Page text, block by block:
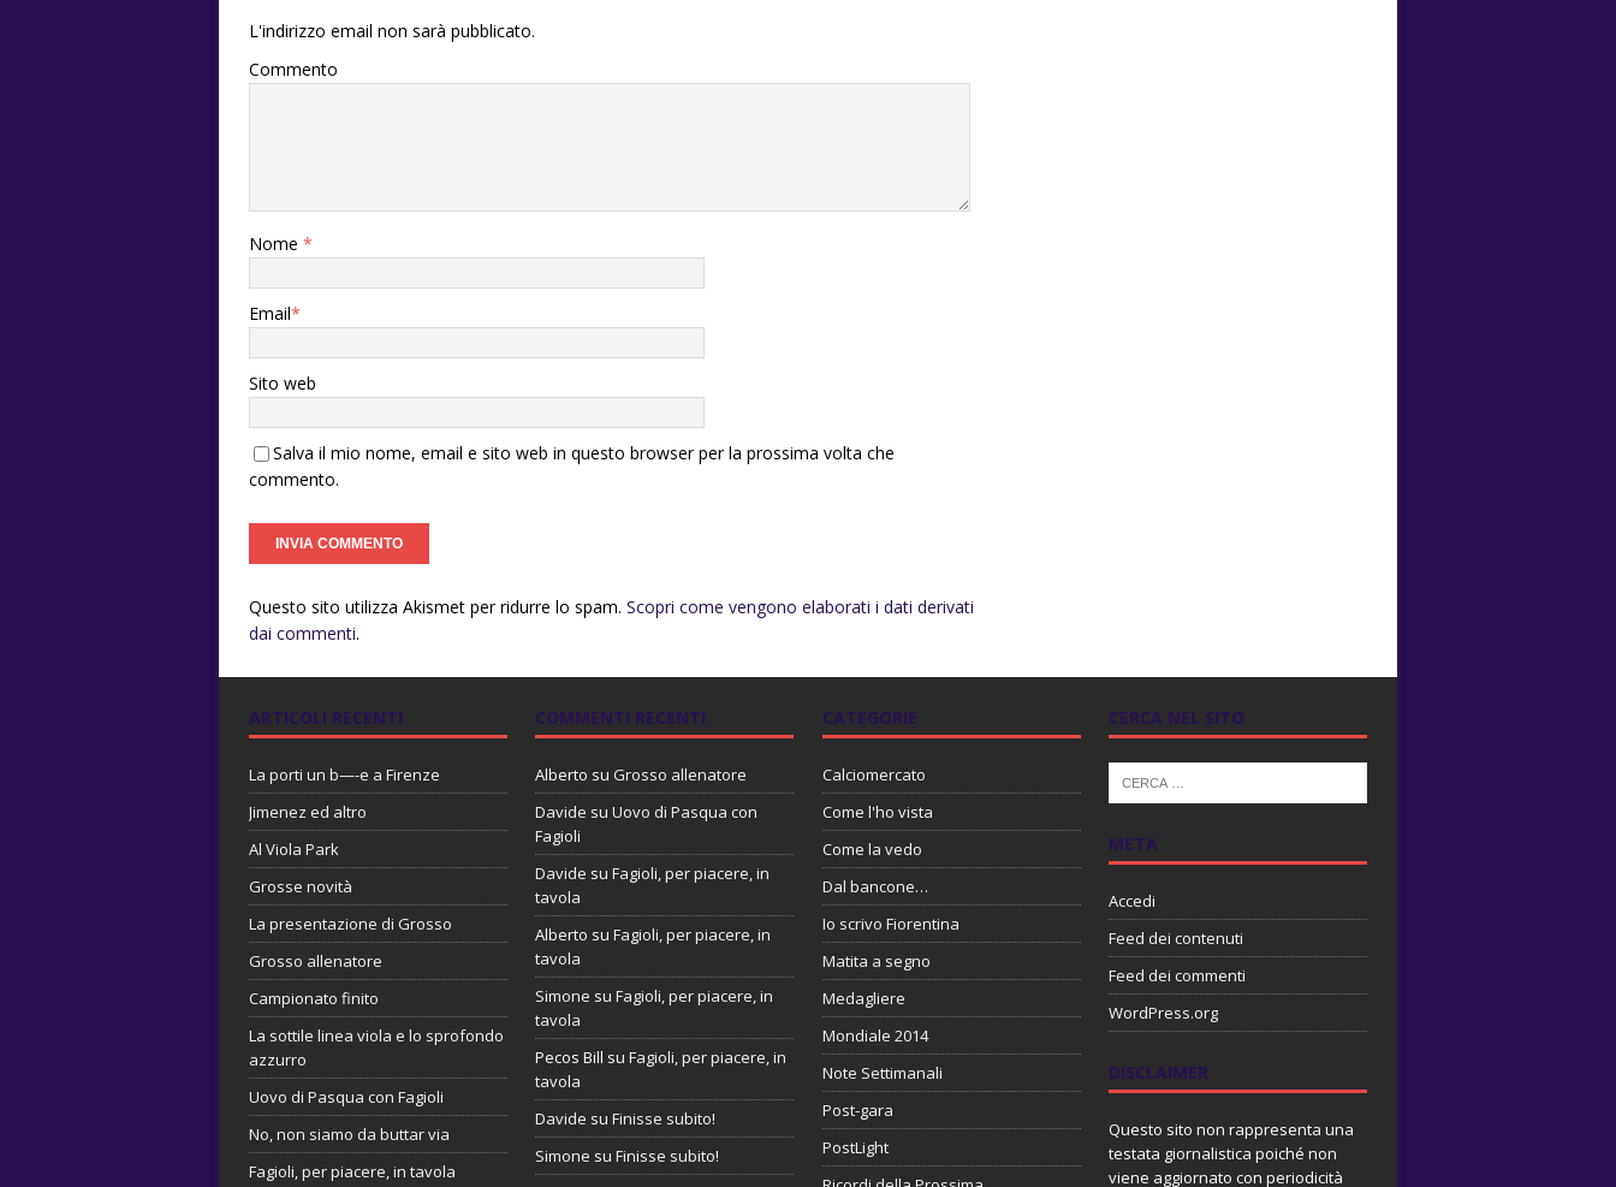
L'indirizzo email non sarà pubblicato.
Commento
Nome *
Email*
Sito web
Salva il mio nome, email e sito web in questo browser per la prossima volta che
commento.
Questo sito utilizza Akismet per ridurre lo spam. Scopri come vengono elaborati i dati derivati
dai commenti.
ARTICOLI RECENTI
La porti un b—-e a Firenze
Jimenez ed altro
Al Viola Park
Grosse novità
La presentazione di Grosso
Grosso allenatore
Campionato finito
La sottile linea viola e lo sprofondo
azzurro
Uovo di Pasqua con Fagioli
No, non siamo da buttar via
Fagioli, per piacere, in tavola
COMMENTI RECENTI
Alberto su Grosso allenatore
Davide suUovo di Pasqua con
Fagioli
Davide suFagioli, per piacere, in
tavola
Alberto suFagioli, per piacere, in
tavola
Simone suFagioli, per piacere, in
tavola
Pecos Bill suFagioli, per piacere, in
tavola
Davide suFinisse subito!
Simone suFinisse subito!
CATEGORIE
Calciomercato
Come l'ho vista
Come la vedo
Dal bancone…
Io scrivo Fiorentina
Matita a segno
Medagliere
Mondiale 2014
Note Settimanali
Post-gara
PostLight
CERCA NEL SITO
META
Accedi
Feed dei contenuti
Feed dei commenti
WordPress.org
DISCLAIMER
Questo sito non rappresenta una
testata giornalistica poiché non
viene aggiornato con periodicità